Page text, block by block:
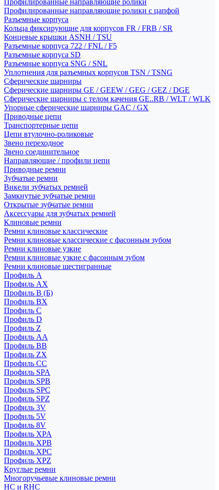
Профилированные направляющие ролики
Профилированные направляющие ролики с цапфой
Разъемные корпуса
Кольца фиксирующие для корпусов FR / FRB / SR
Концевые крышки ASNH / TSU
Разъемные корпуса 722 / FNL / F5
Разъемные корпуса SD
Разъемные корпуса SNG / SNL
Уплотнения для разъемных корпусов TSN / TSNG
Сферические шарниры
Сферические шарниры GE / GEEW / GEG / GEZ / DGE
Сферические шарниры с телом качения GE..RB / WLT / WLK
Упорные сферические шарниры GAC / GX
Приводные цепи
Транспортерные цепи
Цепи втулочно-роликовые
Звено переходное
Звено соединительное
Направляющие / профили цепи
Приводные ремни
Зубчатые ремни
Викели зубчатых ремней
Замкнутые зубчатые ремни
Открытые зубчатые ремни
Аксессуары для зубчатых ремней
Клиновые ремни
Ремни клиновые классические
Ремни клиновые классические с фасонным зубом
Ремни клиновые узкие
Ремни клиновые узкие с фасонным зубом
Ремни клиновые шестигранные
Профиль A
Профиль AX
Профиль B (Б)
Профиль BX
Профиль C
Профиль D
Профиль Z
Профиль АА
Профиль BB
Профиль ZX
Профиль CC
Профиль SPA
Профиль SPB
Профиль SPC
Профиль SPZ
Профиль 3V
Профиль 5V
Профиль 8V
Профиль XPA
Профиль XPB
Профиль XPC
Профиль XPZ
Круглые ремни
Многоручьевые клиновые ремни
HC и RHC